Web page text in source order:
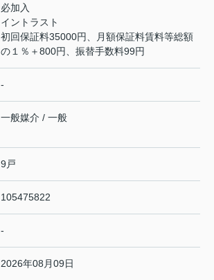
必加入
イントラスト
初回保証料35000円、月額保証料賃料等総額
の１％＋800円、振替手数料99円
-
一般媒介 / 一般
9戸
105475822
-
2026年08月09日